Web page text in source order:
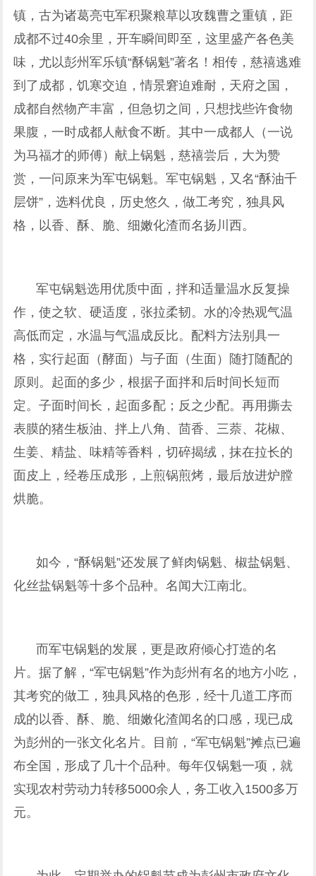
镇，古为诸葛亮屯军积聚粮草以攻魏曹之重镇，距
成都不过40余里，开车瞬间即至，这里盛产各色美
味，尤以彭州军乐镇“酥锅魁”著名！相传，慈禧逃难
到了成都，饥寒交迫，情景窘迫难耐，天府之国，
成都自然物产丰富，但急切之间，只想找些许食物
果腹，一时成都人献食不断。其中一成都人（一说
为马福才的师傅）献上锅魁，慈禧尝后，大为赞
赏，一问原来为军屯锅魁。军屯锅魁，又名“酥油千
层饼”，选料优良，历史悠久，做工考究，独具风
格，以香、酥、脆、细嫩化渣而名扬川西。
军屯锅魁选用优质中面，拌和适量温水反复操
作，使之软、硬适度，张拉柔韧。水的冷热观气温
高低而定，水温与气温成反比。配料方法别具一
格，实行起面（酵面）与子面（生面）随打随配的
原则。起面的多少，根据子面拌和后时间长短而
定。子面时间长，起面多配；反之少配。再用撕去
表膜的猪生板油、拌上八角、茴香、三萘、花椒、
生姜、精盐、味精等香料，切碎揭绒，抹在拉长的
面皮上，经卷压成形，上煎锅煎烤，最后放进炉膛
烘脆。
如今，“酥锅魁”还发展了鲜肉锅魁、椒盐锅魁、
化丝盐锅魁等十多个品种。名闻大江南北。
而军屯锅魁的发展，更是政府倾心打造的名
片。据了解，“军屯锅魁”作为彭州有名的地方小吃，
其考究的做工，独具风格的色形，经十几道工序而
成的以香、酥、脆、细嫩化渣闻名的口感，现已成
为彭州的一张文化名片。目前，“军屯锅魁”摊点已遍
布全国，形成了几十个品种。每年仅锅魁一项，就
实现农村劳动力转移5000余人，务工收入1500多万
元。